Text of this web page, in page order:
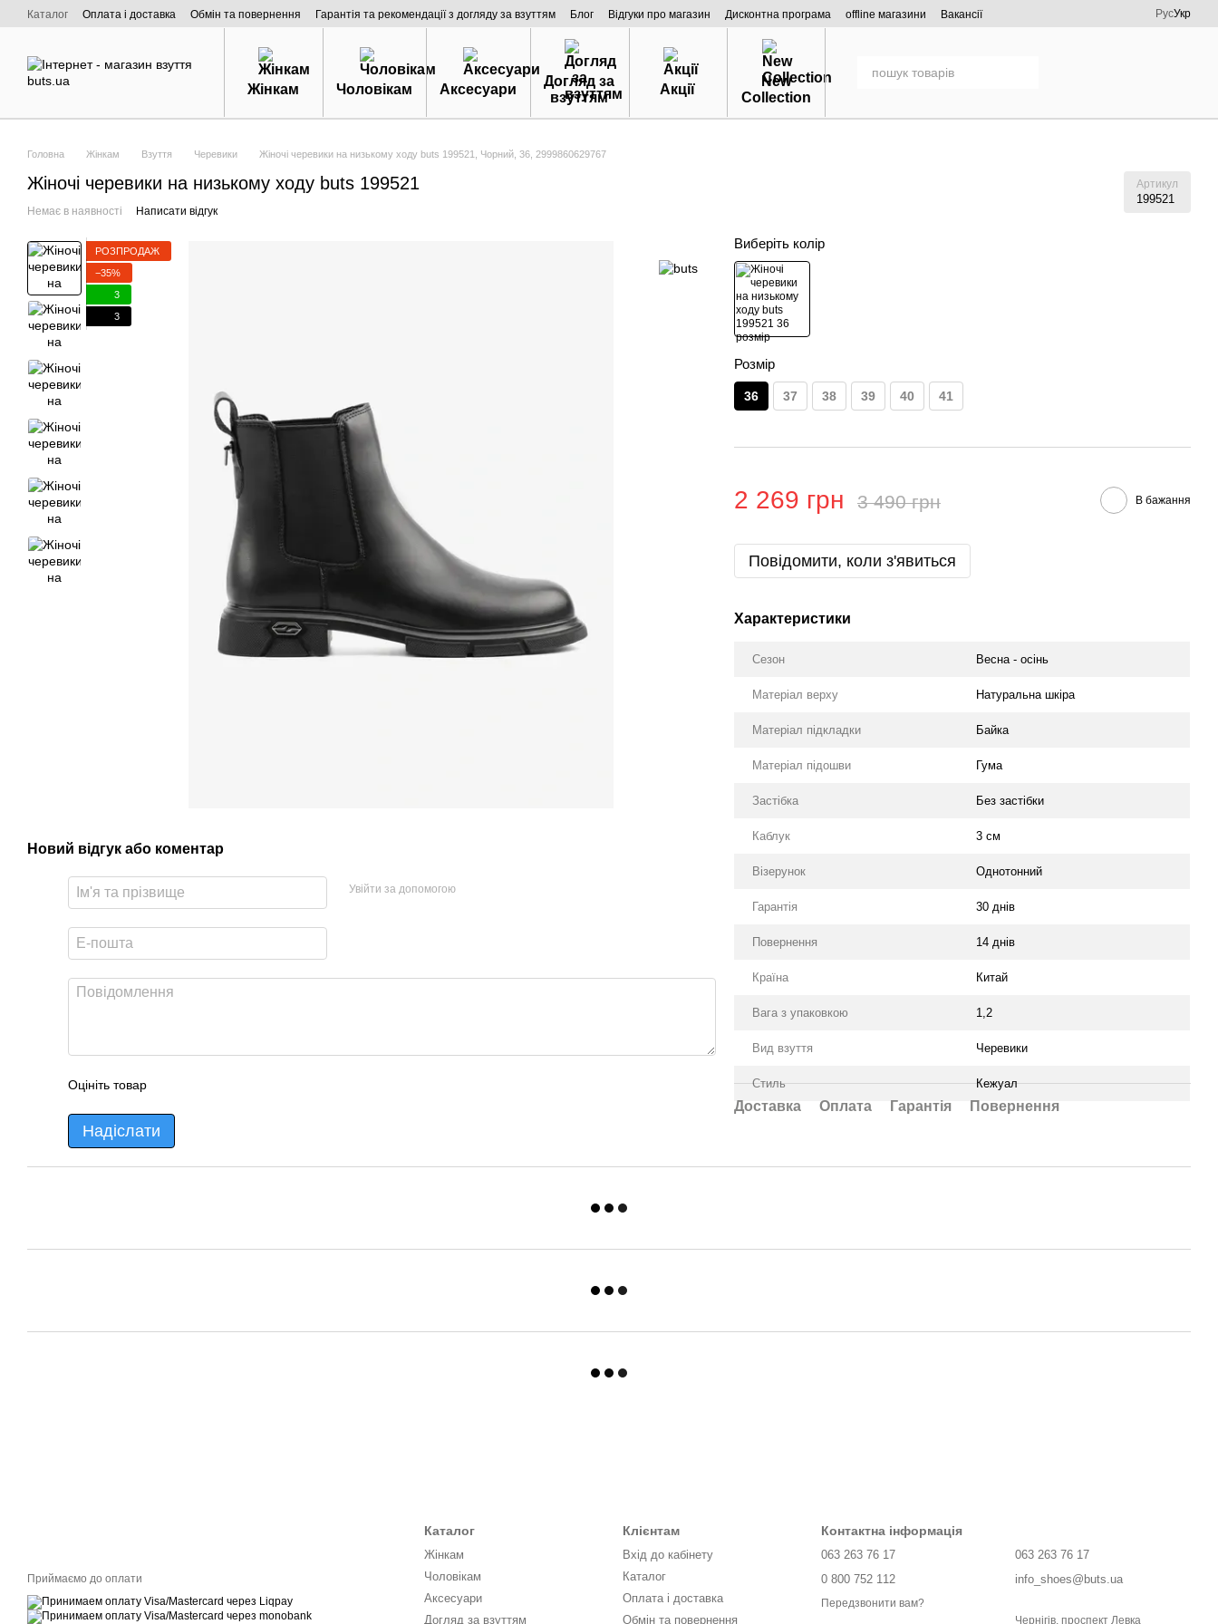
Перейти к основному контенту
Каталог Оплата і доставка Обмін та повернення Гарантія та рекомендації з догляду за взуттям Блог Відгуки про магазин Дисконтна програма offline магазини
Вакансії
Про нас
РусУкр
Жінкам Чоловікам Аксесуари
Догляд за
взуттям
Акції
New
Collection
Головна Жінкам Взуття Черевики Жіночі черевики на низькому ходу buts 199521, Чорний, 36, 2999860629767
Жіночі черевики на низькому ходу buts 199521 Артикул
199521
Немає в наявності Написати відгук
РОЗПРОДАЖ
−35%
3
3
Новий відгук або коментар
Увійти за допомогою
Оцініть товар
Надіслати
Виберіть колір
Розмір
36 37 38 39 40 41
2 269 грн 3 490 грн В бажання
Повідомити, коли з'явиться
Характеристики
Сезон Весна - осінь
Матеріал верху Натуральна шкіра
Матеріал підкладки Байка
Матеріал підошви Гума
Застібка Без застібки
Каблук 3 см
Візерунок Однотонний
Гарантія 30 днів
Повернення 14 днів
Країна Китай
Вага з упаковкою 1,2
Вид взуття Черевики
Стиль Кежуал
Доставка Оплата Гарантія Повернення
Приймаємо до оплати
Каталог
Жінкам
Чоловікам
Аксесуари
Догляд за взуттям
Клієнтам
Вхід до кабінету
Каталог
Оплата і доставка
Обмін та повернення
Контактна інформація
063 263 76 17
0 800 752 112
Передзвонити вам?
063 263 76 17
info_shoes@buts.ua
Чернігів, проспект Левка